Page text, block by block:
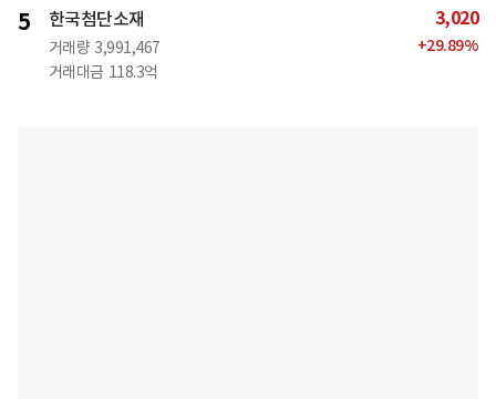
5 한국첨단소재
거래량 3,991,467
거래대금 118.3억
3,020
+29.89%